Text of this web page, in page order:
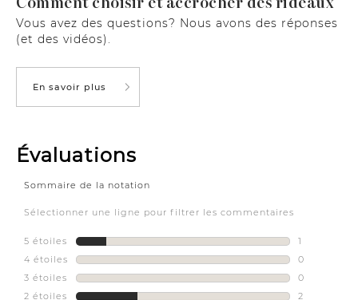
Vous avez des questions? Nous avons des réponses
(et des vidéos).
En savoir plus